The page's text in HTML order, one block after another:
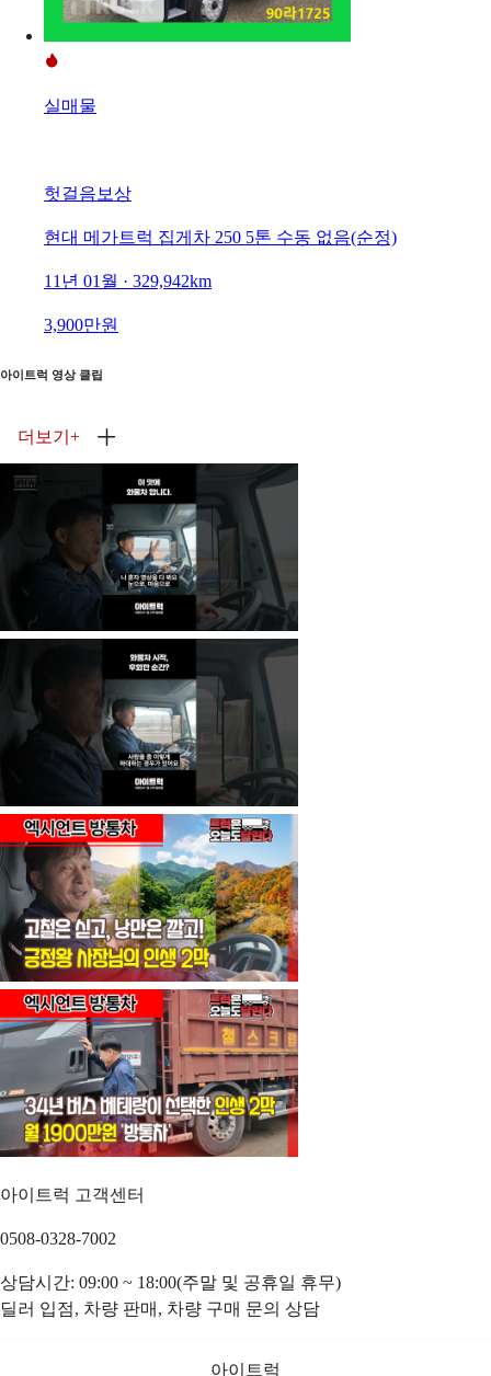
실매물
헛걸음보상
현대 메가트럭 집게차 250 5톤 수동 없음(순정)
11년 01월 · 329,942km
3,900만원
아이트럭 영상 클립
더보기 +
아이트럭 고객센터
0508-0328-7002
상담시간: 09:00 ~ 18:00(주말 및 공휴일 휴무)
딜러 입점, 차량 판매, 차량 구매 문의 상담
아이트럭